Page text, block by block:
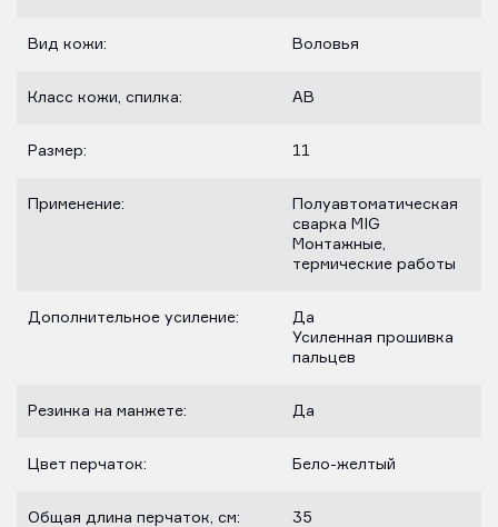
Вид кожи: Воловья
Класс кожи, спилка: AB
Размер: 11
Применение:
Полуавтоматическая
сварка MIG
Монтажные,
термические работы
Дополнительное усиление:
Да
Усиленная прошивка
пальцев
Резинка на манжете: Да
Цвет перчаток: Бело-желтый
Общая длина перчаток, см: 35